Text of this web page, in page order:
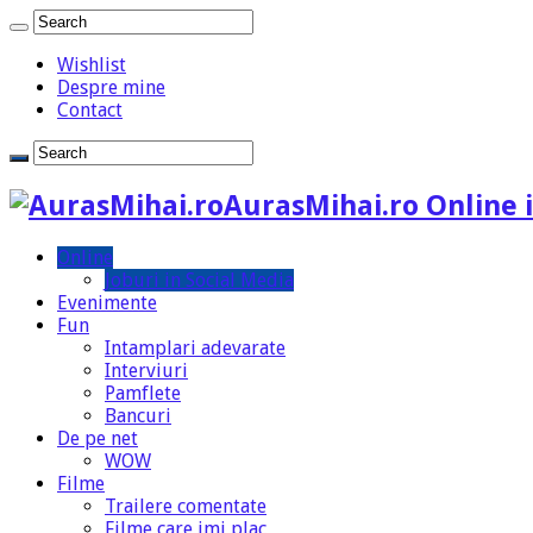
Wishlist
Despre mine
Contact
AurasMihai.ro Online
Online
Joburi in Social Media
Evenimente
Fun
Intamplari adevarate
Interviuri
Pamflete
Bancuri
De pe net
WOW
Filme
Trailere comentate